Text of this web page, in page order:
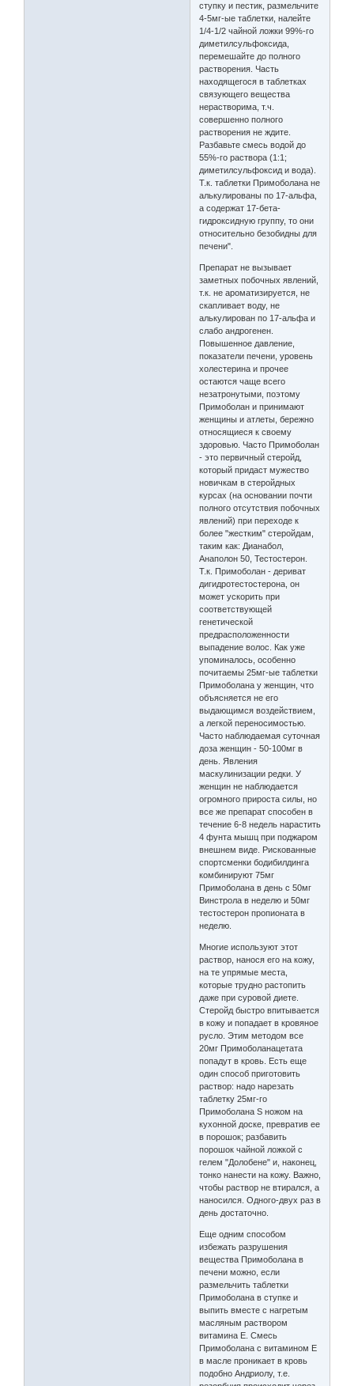
ступку и пестик, размельчите
4-5мг-ые таблетки, налейте
1/4-1/2 чайной ложки 99%-го
диметилсульфоксида,
перемешайте до полного
растворения. Часть
находящегося в таблетках
связующего вещества
нерастворима, т.ч.
совершенно полного
растворения не ждите.
Разбавьте смесь водой до
55%-го раствора (1:1;
диметилсульфоксид и вода).
Т.к. таблетки Примоболана не
алькулированы по 17-альфа,
а содержат 17-бета-
гидроксидную группу, то они
относительно безобидны для
печени".
Препарат не вызывает
заметных побочных явлений,
т.к. не ароматизируется, не
скапливает воду, не
алькулирован по 17-альфа и
слабо андрогенен.
Повышенное давление,
показатели печени, уровень
холестерина и прочее
остаются чаще всего
незатронутыми, поэтому
Примоболан и принимают
женщины и атлеты, бережно
относящиеся к своему
здоровью. Часто Примоболан
- это первичный стеройд,
который придаст мужество
новичкам в стеройдных
курсах (на основании почти
полного отсутствия побочных
явлений) при переходе к
более "жестким" стеройдам,
таким как: Дианабол,
Анаполон 50, Тестостерон.
Т.к. Примоболан - дериват
дигидротестостерона, он
может ускорить при
соответствующей
генетической
предрасположенности
выпадение волос. Как уже
упоминалось, особенно
почитаемы 25мг-ые таблетки
Примоболана у женщин, что
объясняется не его
выдающимся воздействием,
а легкой переносимостью.
Часто наблюдаемая суточная
доза женщин - 50-100мг в
день. Явления
маскулинизации редки. У
женщин не наблюдается
огромного прироста силы, но
все же препарат способен в
течение 6-8 недель нарастить
4 фунта мышц при поджаром
внешнем виде. Рискованные
спортсменки бодибилдинга
комбинируют 75мг
Примоболана в день с 50мг
Винстрола в неделю и 50мг
тестостерон пропионата в
неделю.
Многие используют этот
раствор, нанося его на кожу,
на те упрямые места,
которые трудно растопить
даже при суровой диете.
Стеройд быстро впитывается
в кожу и попадает в кровяное
русло. Этим методом все
20мг Примоболанацетата
попадут в кровь. Есть еще
один способ приготовить
раствор: надо нарезать
таблетку 25мг-го
Примоболана S ножом на
кухонной доске, превратив ее
в порошок; разбавить
порошок чайной ложкой с
гелем "Долобене" и, наконец,
тонко нанести на кожу. Важно,
чтобы раствор не втирался, а
наносился. Одного-двух раз в
день достаточно.
Еще одним способом
избежать разрушения
вещества Примоболана в
печени можно, если
размельчить таблетки
Примоболана в ступке и
выпить вместе с нагретым
масляным раствором
витамина Е. Смесь
Примоболана с витамином Е
в масле проникает в кровь
подобно Андриолу, т.е.